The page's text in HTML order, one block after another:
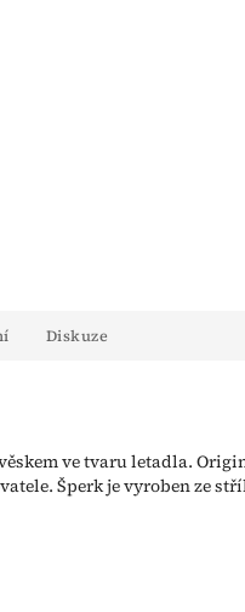
Diskuze
ve tvaru letadla.
Šperk je vyroben ze